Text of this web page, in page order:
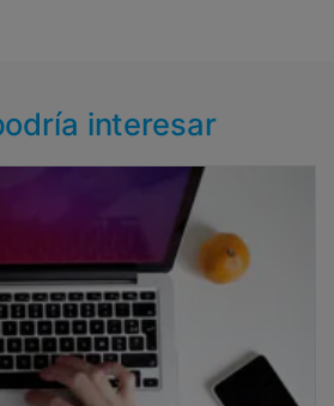
interesar